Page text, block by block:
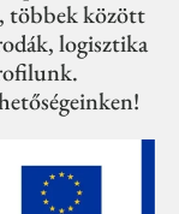
többek között
logisztika